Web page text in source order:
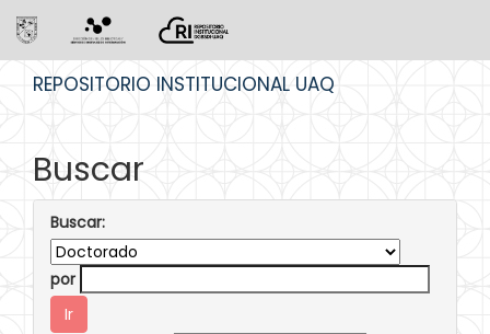
REPOSITORIO INSTITUCIONAL UAQ
Buscar
Buscar:
por